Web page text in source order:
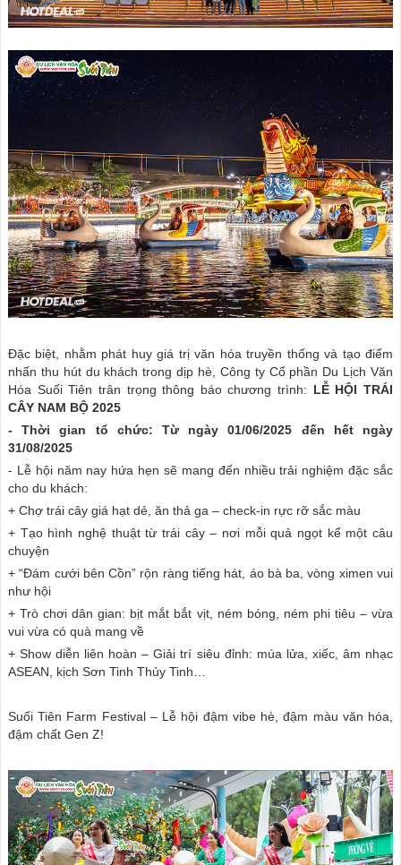
Đặc biệt, nhằm phát huy giá trị văn hóa truyền thống và tạo điểm
nhấn thu hút du khách trong dịp hè, Công ty Cổ phần Du Lịch Văn
Hóa Suối Tiên trân trọng thông báo chương trình: LỄ HỘI TRÁI
CÂY NAM BỘ 2025
- Thời gian tổ chức: Từ ngày 01/06/2025 đến hết ngày
31/08/2025
- Lễ hội năm nay hứa hẹn sẽ mang đến nhiều trải nghiệm đặc sắc
cho du khách:
+ Chợ trái cây giá hạt dẻ, ăn thả ga – check-in rực rỡ sắc màu
+ Tạo hình nghệ thuật từ trái cây – nơi mỗi quả ngọt kể một câu
chuyện
+ “Đám cưới bên Cồn” rộn ràng tiếng hát, áo bà ba, vòng ximen vui
như hội
+ Trò chơi dân gian: bịt mắt bắt vịt, ném bóng, ném phi tiêu – vừa
vui vừa có quà mang về
+ Show diễn liên hoàn – Giải trí siêu đỉnh: múa lửa, xiếc, âm nhạc
ASEAN, kịch Sơn Tinh Thủy Tinh…
Suối Tiên Farm Festival – Lễ hội đậm vibe hè, đậm màu văn hóa,
đậm chất Gen Z!